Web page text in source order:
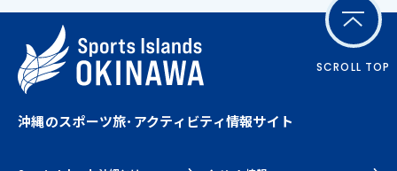
SCROLL TOP
沖縄のスポーツ旅･アクティビティ情報サイト